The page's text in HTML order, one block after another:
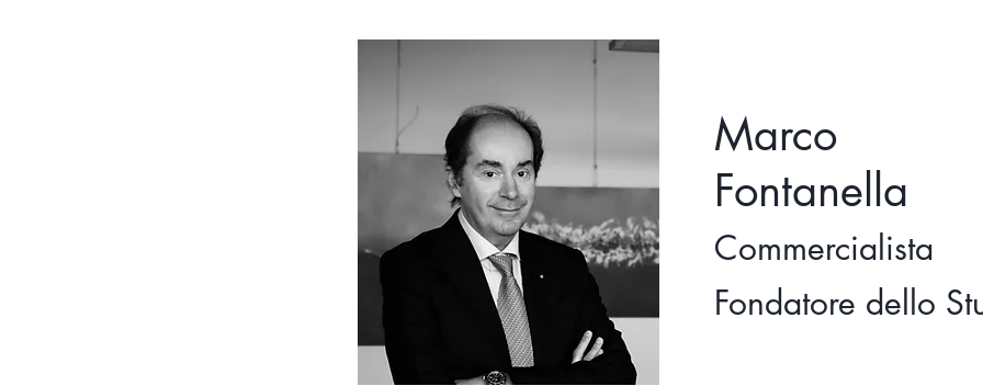
Marco
Fontanella
Commercialista
Fondatore dello